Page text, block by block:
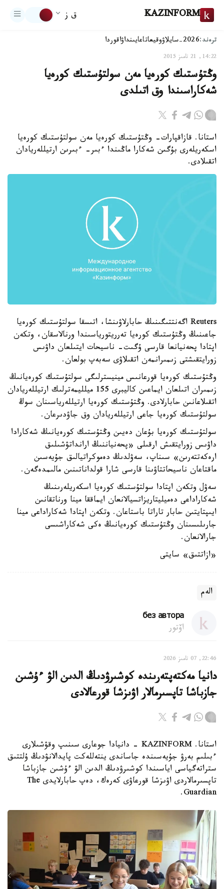
KAZINFORM ق ز
ترەند:2026-سايلاۋ وقيعاتاعايىنداۋاقوردا
14:22, 21 تامىز 2015
وڭتۇستىك كورەيا مەن سولتۇستىك كورەيا
شەكاراسىندا وق اتىلدى
استانا. قازاقپارات- وڭتۇستىك كورەيا مەن سولتۇستىك كورەيا
اسكەريلەرى بۇگىن شەكارا ماڭىندا ءبىر- ءبىرىن ارتيللەريادان
اتقىلادى.
Reuters اگەنتتىگىنىڭ حابارلاۋىنشا، اتىسقا سولتۇستىك كورەيا
جاعىنىڭ وڭتۇستىك كورەيا تەرريتورياسىندا ورنالاسقان، وتكەن
اپتادا پحەنيانعا قارسى ۇگىت- ناسيحات ايتىلعان داۋىس
زورايتقىشتى زىمىرانمەن اتقىلاۋى سەبەپ بولعان.
وڭتۇستىك كورەيا قورعانىس مينيسترلىگى سولتۇستىك كورەيانىڭ
زىمىران اتىلعان ايماعىن كاليبرى 155 ميلليمەترلىك ارتيللەريادان
اتقىلاعانىن حابارلادى. وڭتۇستىك كورەيا ارتيللەرياسىنان سوڭ
سولتۇستىك كورەيا جاعى ارتيللەريادان وق جاۋدىرعان.
سولتۇستىك كورەيا بۇعان دەيىن وڭتۇستىك كورەيانىڭ شەكارادا
داۋىس زورايتقىش ارقىلى «پحەنياننىڭ ارانداتۋشىلىق
ارەكەتتەرىن» سىناپ، سەۋلدىڭ دەموكراتيالىق جۇيەسىن
ماقتاعان ناسيحاتتاۋىنا قارسى شارا قولداناتىنىن مالىمدەگەن.
سەۋل وتكەن اپتادا سولتۇستىك كورەيا اسكەريلەرىنىڭ
شەكاراداعى دەميليتاريزاتسيالانعان ايماققا مينا ورناتقانىن
ايىپتايتىن حابار تاراتا باستاعان. وتكەن اپتادا شەكاراداعى مينا
جارىلىسىنان وڭتۇستىك كورەيانىڭ ەكى شەكاراشىسى
جارالانعان.
«ازاتتىق» سايتى
الەم
без автора
اۆتور
22:46, 07 تامىز 2026
دانيا مەكتەپتەرىندە كوشىرۋدىڭ الدىن الۋ ءۇشىن
جازباشا تاپسىرمالار اۋىزشا قورعالادى
استانا. KAZINFORM - دانيادا جوعارى سىنىپ وقۋشىلارى
ءبىلىم بەرۋ جۇيەسىندە جاساندى ينتەللەكت پايدالانۋدىڭ ۇلتتىق
ستراتەگياسى اياسىندا كوشىرۋدىڭ الدىن الۋ ءۇشىن جازباشا
تاپسىرمالاردى اۋىزشا قورعاۋى كەرەك، دەپ حابارلايدى The
Guardian.